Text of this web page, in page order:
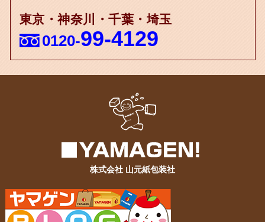
東京・神奈川・千葉・埼玉
0120-99-4129
株式会社 山元紙包装社